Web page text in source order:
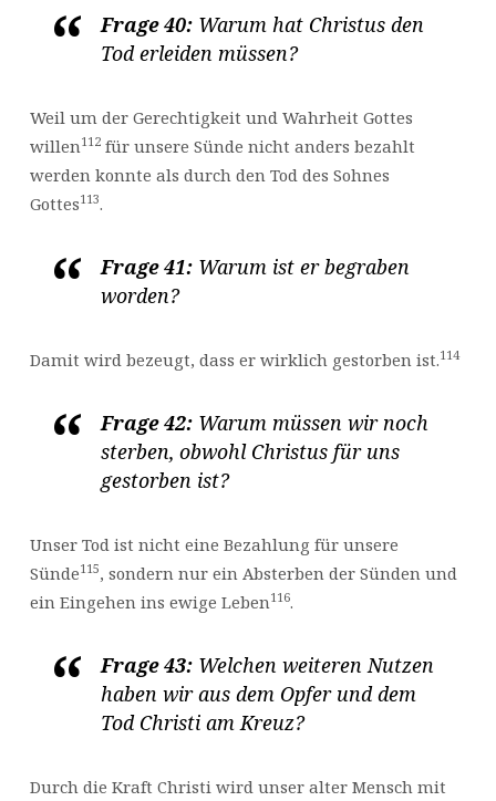
Frage 40:Warum hat Christus den
Tod erleiden müssen?
Weil um der Gerechtigkeit und Wahrheit Gottes
willen112für unsere Sünde nicht anders bezahlt
werden konnte als durch den Tod des Sohnes
Gottes113.
Frage 41:Warum ist er begraben
worden?
Damit wird bezeugt, dass er wirklich gestorben ist.114
Frage 42:Warum müssen wir noch
sterben, obwohl Christus für uns
gestorben ist?
Unser Tod ist nicht eine Bezahlung für unsere
Sünde115, sondern nur ein Absterben der Sünden und
ein Eingehen ins ewige Leben116.
Frage 43:Welchen weiteren Nutzen
haben wir aus dem Opfer und dem
Tod Christi am Kreuz?
Durch die Kraft Christi wird unser alter Mensch mit